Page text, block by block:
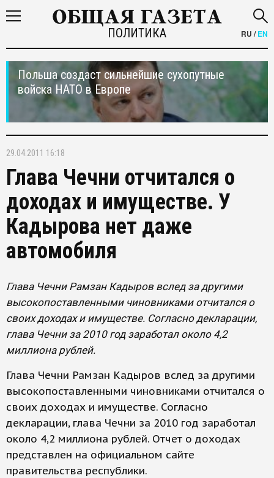
ПОЛИТИКА RU /EN
Польша создаст сильнейшие сухопутные
войска НАТО в Европе
29.04.2011 16:18
Глава Чечни отчитался о
доходах и имуществе. У
Кадырова нет даже
автомобиля
Глава Чечни Рамзан Кадыров вслед за другими
высокопоставленными чиновниками отчитался о
своих доходах и имуществе. Согласно декларации,
глава Чечни за 2010 год заработал около 4,2
миллиона рублей.
Глава Чечни Рамзан Кадыров вслед за другими
высокопоставленными чиновниками отчитался о
своих доходах и имуществе. Согласно
декларации, глава Чечни за 2010 год заработал
около 4,2 миллиона рублей. Отчет о доходах
представлен на официальном сайте
правительства республики.